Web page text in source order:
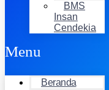
BMS
Insan
Cendekia
Menu
Beranda